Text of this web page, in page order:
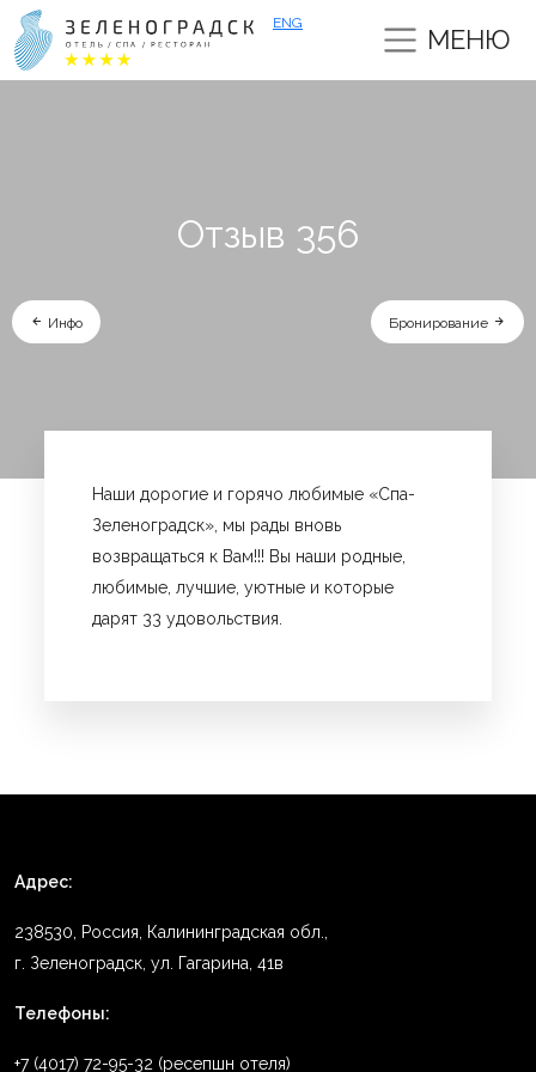
ENG
МЕНЮ
Отзыв 356
Инфо Бронирование
Наши дорогие и горячо любимые «Спа-
Зеленоградск», мы рады вновь
возвращаться к Вам!!! Вы наши родные,
любимые, лучшие, уютные и которые
дарят 33 удовольствия.
Адрес:
238530, Россия, Калининградская обл.,
г. Зеленоградск, ул. Гагарина, 41в
Телефоны:
+7 (4017) 72-95-32 (ресепшн отеля)